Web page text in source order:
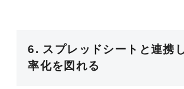
6. スプレッドシートと連携
率化を図れる